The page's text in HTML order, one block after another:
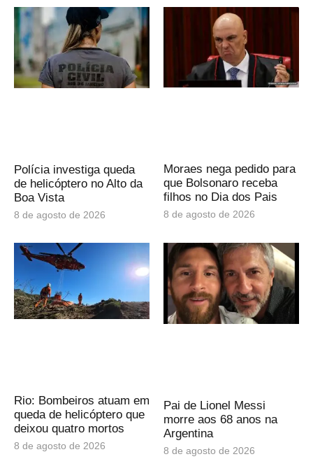
Polícia investiga queda
de helicóptero no Alto da
Boa Vista
8 de agosto de 2026
Moraes nega pedido para
que Bolsonaro receba
filhos no Dia dos Pais
8 de agosto de 2026
Rio: Bombeiros atuam em
queda de helicóptero que
deixou quatro mortos
8 de agosto de 2026
Pai de Lionel Messi
morre aos 68 anos na
Argentina
8 de agosto de 2026